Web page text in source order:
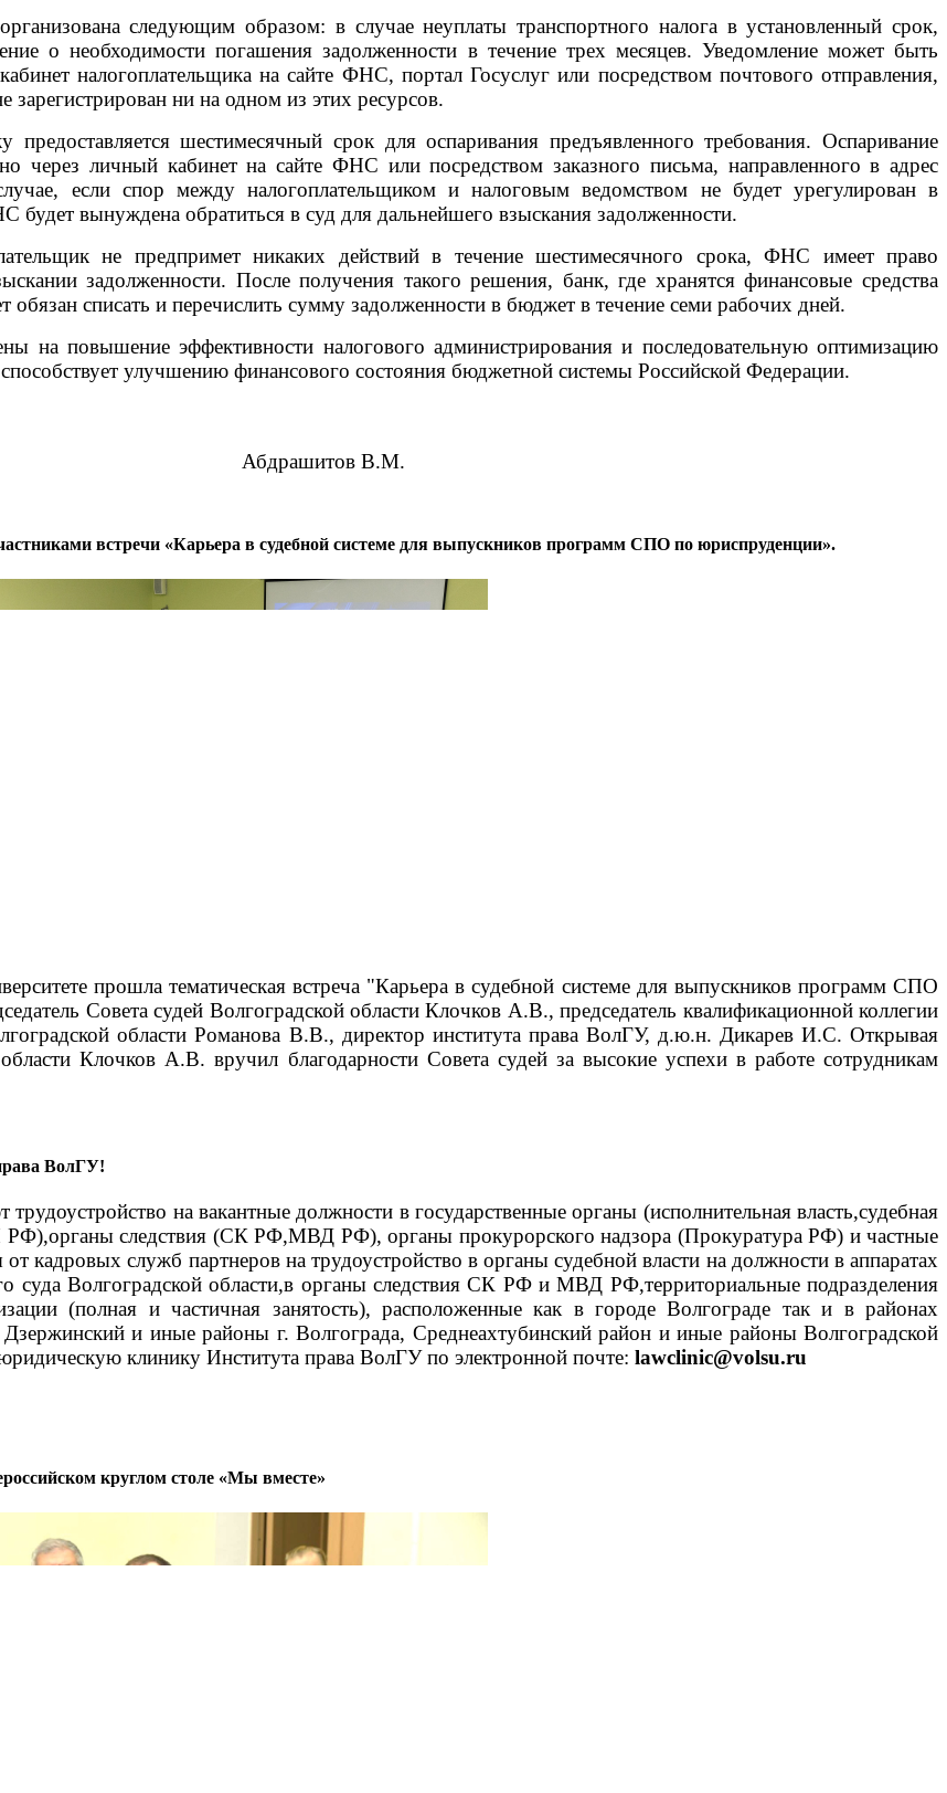
следующим образом: в случае неуплаты транспортного налога в установленный срок,
о необходимости погашения задолженности в течение трех месяцев. Уведомление может быть
налогоплательщика на сайте ФНС, портал Госуслуг или посредством почтового отправления,
зарегистрирован ни на одном из этих ресурсов.
предоставляется шестимесячный срок для оспаривания предъявленного требования. Оспаривание
через личный кабинет на сайте ФНС или посредством заказного письма, направленного в адрес
если спор между налогоплательщиком и налоговым ведомством не будет урегулирован в
будет вынуждена обратиться в суд для дальнейшего взыскания задолженности.
не предпримет никаких действий в течение шестимесячного срока, ФНС имеет право
задолженности. После получения такого решения, банк, где хранятся финансовые средства
обязан списать и перечислить сумму задолженности в бюджет в течение семи рабочих дней.
на повышение эффективности налогового администрирования и последовательную оптимизацию
улучшению финансового состояния бюджетной системы Российской Федерации.
В.М.
встречи «Карьера в судебной системе для выпускников программ СПО по юриспруденции».
прошла тематическая встреча "Карьера в судебной системе для выпускников программ СПО
Совета судей Волгоградской области Клочков А.В., председатель квалификационной коллегии
области Романова В.В., директор института права ВолГУ, д.ю.н. Дикарев И.С. Открывая
Клочков А.В. вручил благодарности Совета судей за высокие успехи в работе сотрудникам
ВолГУ!
на вакантные должности в государственные органы (исполнительная власть,судебная
следствия (СК РФ,МВД РФ), органы прокурорского надзора (Прокуратура РФ) и частные
кадровых служб партнеров на трудоустройство в органы судебной власти на должности в аппаратах
Волгоградской области,в органы следствия СК РФ и МВД РФ,территориальные подразделения
(полная и частичная занятость), расположенные как в городе Волгограде так и в районах
и иные районы г. Волгограда, Среднеахтубинский район и иные районы Волгоградской
клинику Института права ВолГУ по электронной почте: lawclinic@volsu.ru
круглом столе «Мы вместе»